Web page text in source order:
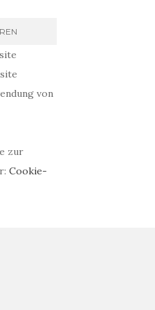
von
zur
Cookie-